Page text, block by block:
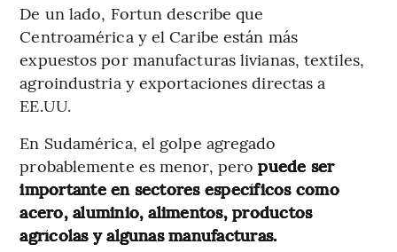
De un lado, Fortun describe que
Centroamérica y el Caribe están más
expuestos por manufacturas livianas, textiles,
agroindustria y exportaciones directas a
EE.UU.
En Sudamérica, el golpe agregado
probablemente es menor, peropuede ser
importante en sectores específicos como
acero, aluminio, alimentos, productos
agrícolas y algunas manufacturas.